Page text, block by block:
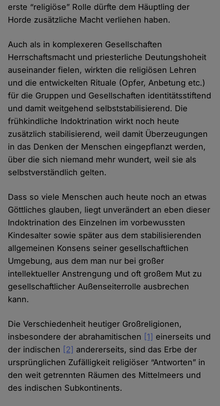
erste “religiöse” Rolle dürfte dem Häuptling der
Horde zusätzliche Macht verliehen haben.
Auch als in komplexeren Gesellschaften
Herrschaftsmacht und priesterliche Deutungshoheit
auseinander fielen, wirkten die religiösen Lehren
und die entwickelten Rituale (Opfer, Anbetung etc.)
für die Gruppen und Gesellschaften identitätsstiftend
und damit weitgehend selbststabilisierend. Die
frühkindliche Indoktrination wirkt noch heute
zusätzlich stabilisierend, weil damit Überzeugungen
in das Denken der Menschen eingepflanzt werden,
über die sich niemand mehr wundert, weil sie als
selbstverständlich gelten.
Dass so viele Menschen auch heute noch an etwas
Göttliches glauben, liegt unverändert an eben dieser
Indoktrination des Einzelnen im vorbewussten
Kindesalter sowie später aus dem stabilisierenden
allgemeinen Konsens seiner gesellschaftlichen
Umgebung, aus dem man nur bei großer
intellektueller Anstrengung und oft großem Mut zu
gesellschaftlicher Außenseiterrolle ausbrechen
kann.
Die Verschiedenheit heutiger Großreligionen,
insbesondere der abrahamitischen [1] einerseits und
der indischen [2] andererseits, sind das Erbe der
ursprünglichen Zufälligkeit religiöser “Antworten” in
den weit getrennten Räumen des Mittelmeers und
des indischen Subkontinents.